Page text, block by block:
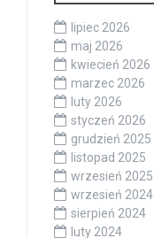
lipiec 2026
maj 2026
kwiecień 2026
marzec 2026
luty 2026
styczeń 2026
grudzień 2025
listopad 2025
wrzesień 2025
wrzesień 2024
sierpień 2024
luty 2024